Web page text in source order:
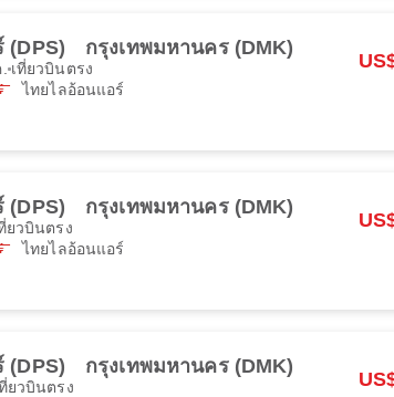
(DPS) กรุงเทพมหานคร (DMK)
เที่ยวบินตรง
ไทยไลอ้อนแอร์
(DPS) กรุงเทพมหานคร (DMK)
ยวบินตรง
ไทยไลอ้อนแอร์
(DPS) กรุงเทพมหานคร (DMK)
ยวบินตรง